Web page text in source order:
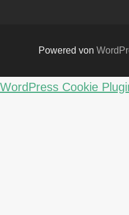
Powered von
WordPress Cookie